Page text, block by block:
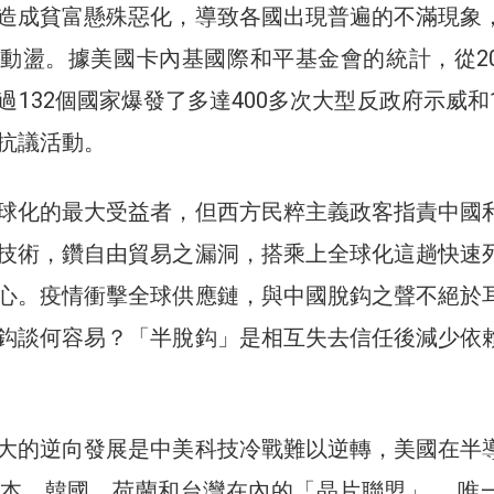
成貧富懸殊惡化，導致各國出現普遍的不滿現象
盪。據美國卡內基國際和平基金會的統計，從
132個國家爆發了多達400多次大型反政府示威
議活動。
化的最大受益者，但西方民粹主義政客指責中國
術，鑽自由貿易之漏洞，搭乘上全球化這趟快速
。疫情衝擊全球供應鏈，與中國脫鈎之聲不絕於
談何容易？「半脫鈎」是相互失去信任後減少依
的逆向發展是中美科技冷戰難以逆轉，美國在半